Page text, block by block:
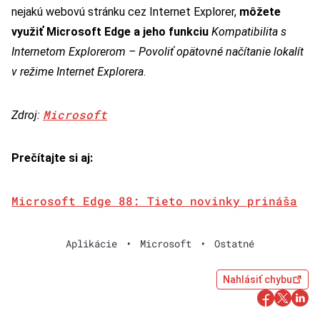
nejakú webovú stránku cez Internet Explorer, môžete
využiť Microsoft Edge a jeho funkciu Kompatibilita s
Internetom Explorerom – Povoliť opätovné načítanie lokalít
v režime Internet Explorera.
Zdroj: Microsoft
Prečítajte si aj:
Microsoft Edge 88: Tieto novinky prináša
Aplikácie • Microsoft • Ostatné
Nahlásiť chybu